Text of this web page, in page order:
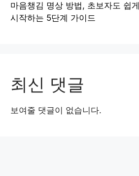
마음챙김 명상 방법, 초보자도 쉽게
시작하는 5단계 가이드
최신 댓글
보여줄 댓글이 없습니다.